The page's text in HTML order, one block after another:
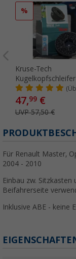
%
Kruse-Tech
47,99 €
UVP 57,50 €
Für Renault Master,
2004 - 2010
Einbau zw. Sitzkasten
Beifahrerseite
Inklusive ABE - keine